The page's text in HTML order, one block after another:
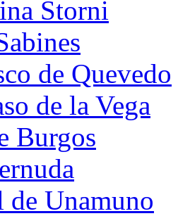
Storni
de Quevedo
de la Vega
Burgos
Unamuno